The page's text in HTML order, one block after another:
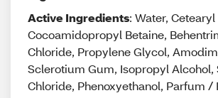
Active Ingredients: Water,
Cocoamidopropyl Betaine,
Chloride, Propylene Glycol,
Sclerotium Gum, Isopropyl Alcohol,
Chloride, Phenoxyethanol, Parfum /